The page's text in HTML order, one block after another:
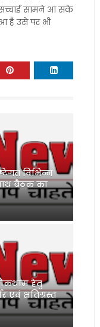
सच्चाई सामने आ सके
है उसे पर भी
विभिन्न
साथ बैठक का
हेतु
एवं क्षतिग्रस्त